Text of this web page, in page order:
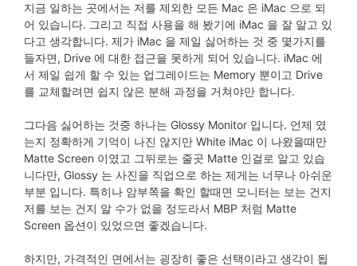
지금 일하는 곳에서는 저를 제외한 모든 Mac 은 iMac 으로 되
어 있습니다. 그리고 직접 사용을 해 봤기에 iMac 을 잘 알고 있
다고 생각합니다. 제가 iMac 을 제일 싫어하는 것 중 몇가지를
들자면, Drive 에 대한 접근을 못하게 되어 있습니다. iMac 에
서 제일 쉽게 할 수 있는 업그레이드는 Memory 뿐이고 Drive
를 교체할려면 쉽지 않은 분해 과정을 거쳐야만 합니다.
그다음 싫어하는 것중 하나는 Glossy Monitor 입니다. 언제 였
는지 정확하게 기억이 나진 않지만 White iMac 이 나왔을때만
Matte Screen 이였고 그뒤로는 줄곳 Matte 인걸로 알고 있습
니다만, Glossy 는 사진을 직업으로 하는 제게는 너무나 아쉬운
부분 입니다. 특히나 암부쪽을 확인 할때면 모니터는 보는 건지
저를 보는 건지 알 수가 없을 정도라서 MBP 처럼 Matte
Screen 옵션이 있었으면 좋겠습니다.
하지만, 가격적인 면에서는 굉장히 좋은 선택이라고 생각이 됩